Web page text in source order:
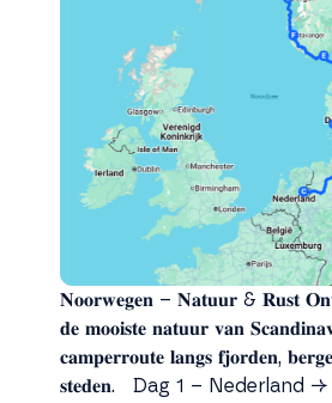
𝐍𝐨𝐨𝐫𝐰𝐞𝐠𝐞𝐧 – 𝐍𝐚𝐭𝐮𝐮𝐫 & 𝐑𝐮𝐬𝐭
𝐝𝐞 𝐦𝐨𝐨𝐢𝐬𝐭𝐞 𝐧𝐚𝐭𝐮𝐮𝐫 𝐯𝐚𝐧
𝐜𝐚𝐦𝐩𝐞𝐫𝐫𝐨𝐮𝐭𝐞 𝐥𝐚𝐧𝐠𝐬 𝐟𝐣𝐨𝐫𝐝𝐞𝐧,
𝐬𝐭𝐞𝐝𝐞𝐧. Dag 1 – Nederland